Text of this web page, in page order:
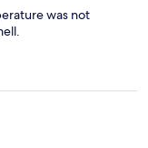
was not